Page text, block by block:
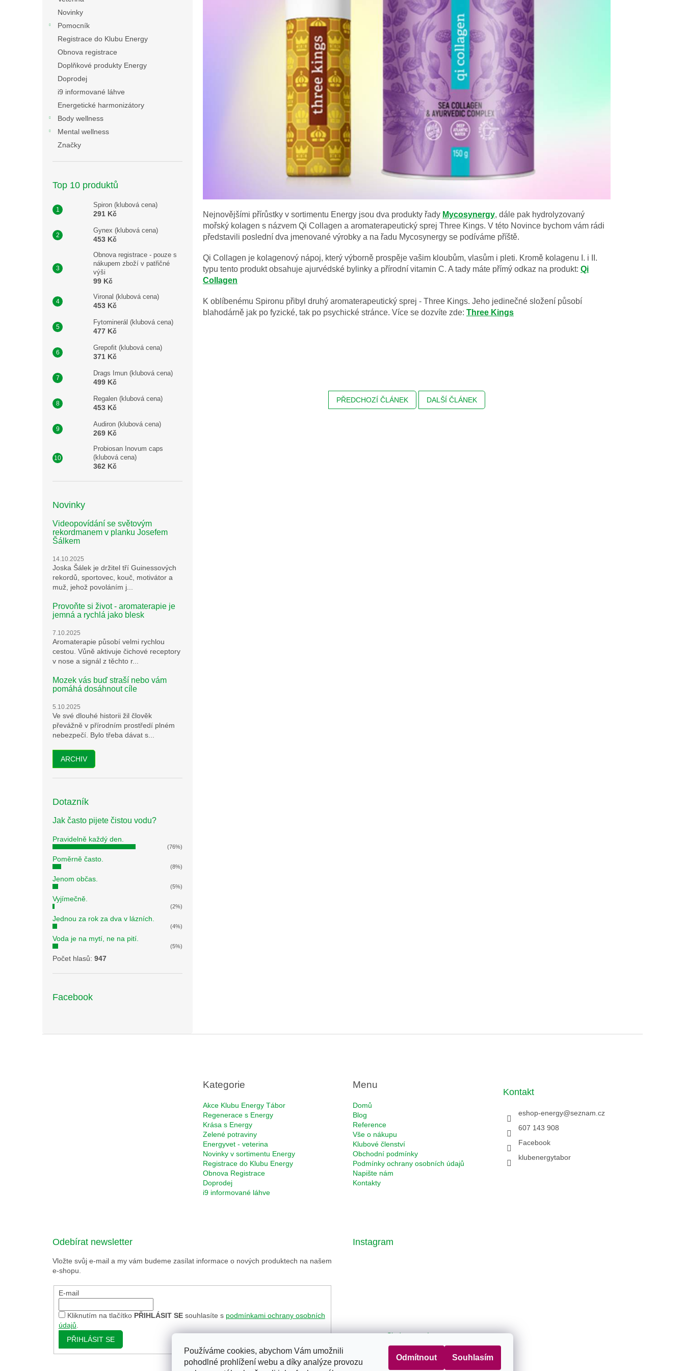
Používáme cookies, abychom Vám umožnili
pohodlné prohlížení webu a díky analýze provozu
Odmítnout Souhlasím
Novinky
Pomocník
Registrace do Klubu Energy
Obnova registrace
Doplňkové produkty Energy
Doprodej
i9 informované láhve
Energetické harmonizátory
Body wellness
Mental wellness
Značky
Top 10 produktů
Spiron (klubová cena)
291 Kč
Gynex (klubová cena)
453 Kč
Obnova registrace - pouze s
nákupem zboží v patřičné
výši
99 Kč
Vironal (klubová cena)
453 Kč
Fytominerál (klubová cena)
477 Kč
Grepofit (klubová cena)
371 Kč
Drags Imun (klubová cena)
499 Kč
Regalen (klubová cena)
453 Kč
Audiron (klubová cena)
269 Kč
Probiosan Inovum caps
(klubová cena)
362 Kč
Novinky
Videopovídání se světovým
rekordmanem v planku Josefem
Šálkem
14.10.2025
Joska Šálek je držitel tří Guinessových
rekordů, sportovec, kouč, motivátor a
muž, jehož povoláním j...
Provoňte si život - aromaterapie je
jemná a rychlá jako blesk
7.10.2025
Aromaterapie působí velmi rychlou
cestou. Vůně aktivuje čichové receptory
v nose a signál z těchto r...
Mozek vás buď straší nebo vám
pomáhá dosáhnout cíle
5.10.2025
Ve své dlouhé historii žil člověk
převážně v přírodním prostředí plném
nebezpečí. Bylo třeba dávat s...
ARCHIV
Dotazník
Jak často pijete čistou vodu?
Pravidelně každý den.
(76%)
Poměrně často.
(8%)
Jenom občas.
(5%)
Vyjímečně.
(2%)
Jednou za rok za dva v lázních.
(4%)
Voda je na mytí, ne na pití.
(5%)
Počet hlasů: 947
Facebook
Nejnovějšími přírůstky v sortimentu Energy jsou dva produkty řady Mycosynergy, dále pak hydrolyzovaný
mořský kolagen s názvem Qi Collagen a aromaterapeutický sprej Three Kings. V této Novince bychom vám rádi
představili poslední dva jmenované výrobky a na řadu Mycosynergy se podíváme příště.
Qi Collagen je kolagenový nápoj, který výborně prospěje vašim kloubům, vlasům i pleti. Kromě kolagenu I. i II.
typu tento produkt obsahuje ajurvédské bylinky a přírodní vitamin C. A tady máte přímý odkaz na produkt: Qi
Collagen
K oblíbenému Spironu přibyl druhý aromaterapeutický sprej - Three Kings. Jeho jedinečné složení působí
blahodárně jak po fyzické, tak po psychické stránce. Více se dozvíte zde: Three Kings
PŘEDCHOZÍ ČLÁNEK DALŠÍ ČLÁNEK
Kategorie
Akce Klubu Energy Tábor
Regenerace s Energy
Krása s Energy
Zelené potraviny
Energyvet - veterina
Novinky v sortimentu Energy
Registrace do Klubu Energy
Obnova Registrace
Doprodej
i9 informované láhve
Menu
Domů
Blog
Reference
Vše o nákupu
Klubové členství
Obchodní podmínky
Podmínky ochrany osobních údajů
Napište nám
Kontakty
Kontakt
eshop-energy@seznam.cz
607 143 908
Facebook
klubenergytabor
Odebírat newsletter
Vložte svůj e-mail a my vám budeme zasílat informace o nových produktech na našem
e-shopu.
E-mail
Kliknutím na tlačítko PŘIHLÁSIT SEsouhlasíte s podmínkami ochrany osobních
údajů
PŘIHLÁSIT SE
Instagram
Sledovat na Instagramu